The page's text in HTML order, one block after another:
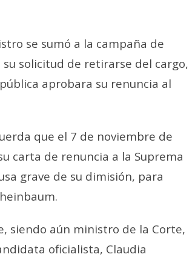
se sumó a la campaña de
solicitud de retirarse del cargo,
aprobara su renuncia al
que el 7 de noviembre de
carta de renuncia a la Suprema
grave de su dimisión, para
siendo aún ministro de la Corte,
oficialista, Claudia